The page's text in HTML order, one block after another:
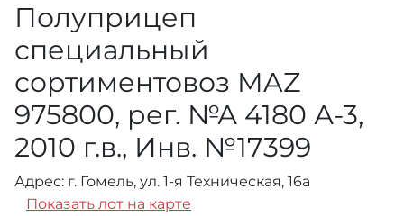
Полуприцеп
специальный
сортиментовоз MAZ
975800, рег. №А 4180 А-3,
2010 г.в., Инв. №17399
Адрес: г. Гомель, ул. 1-я Техническая, 16а
Показать лот на карте